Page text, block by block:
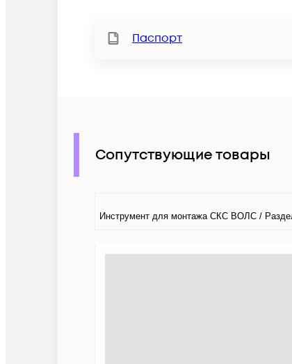
Паспорт
Сопутствующие товары
Инструмент для монтажа СКС ВОЛС /